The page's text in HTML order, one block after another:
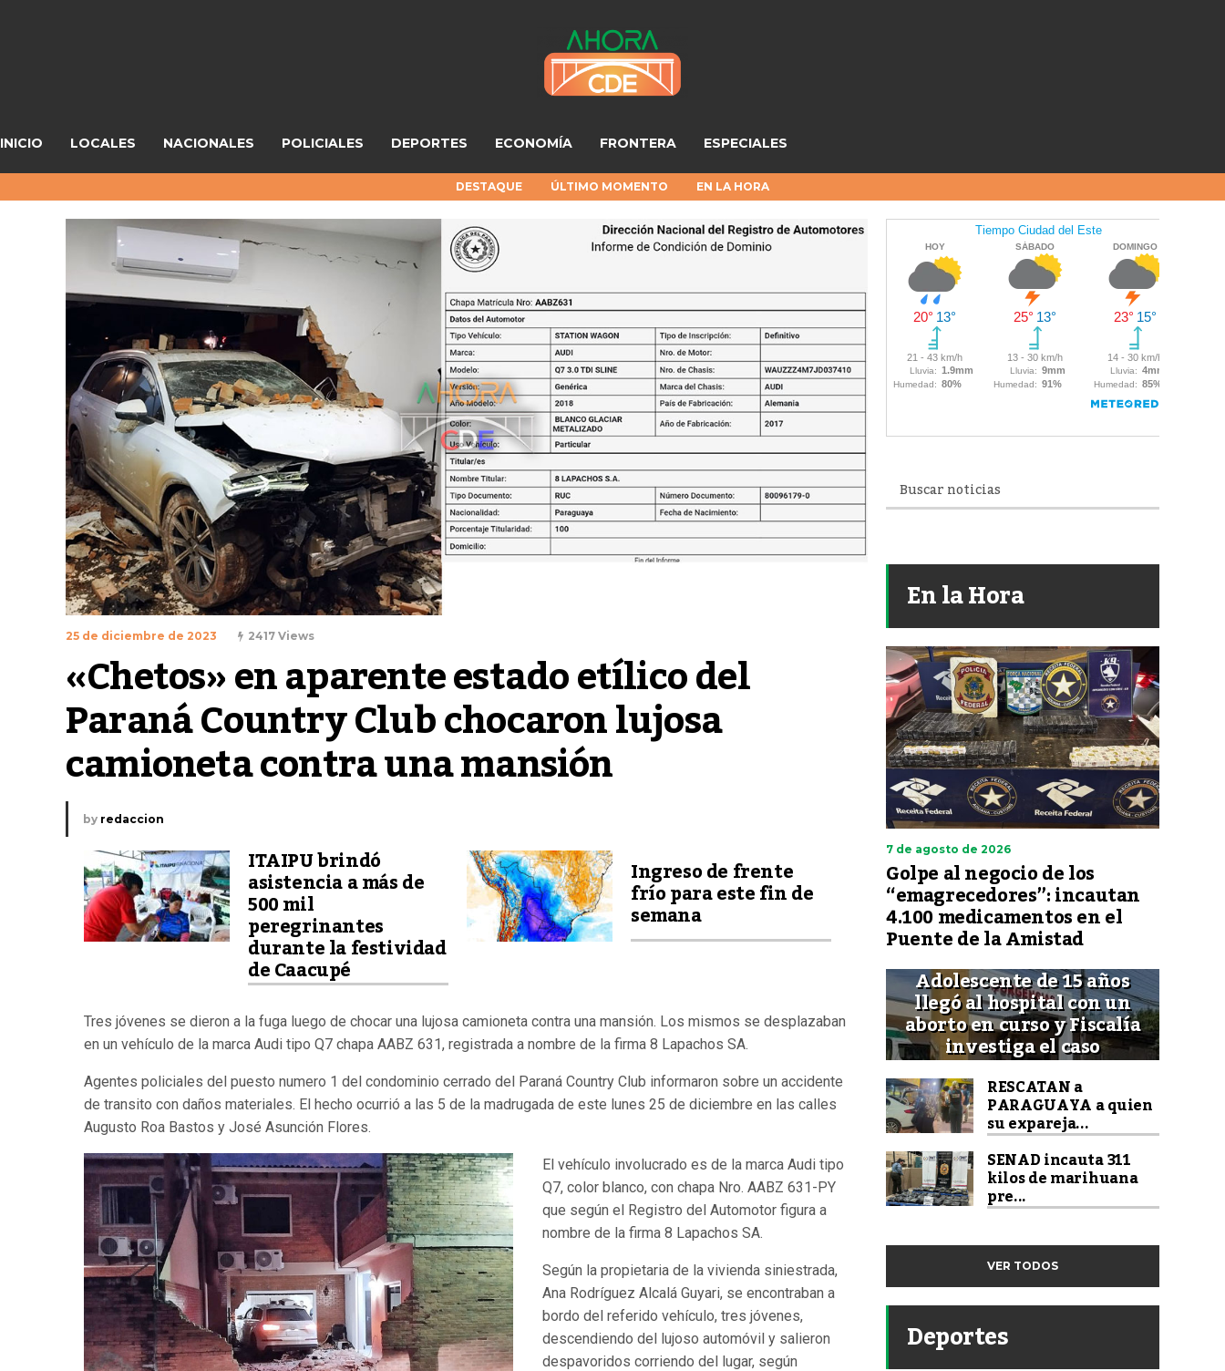
INICIO LOCALES NACIONALES POLICIALES DEPORTES ECONOMÍA FRONTERA ESPECIALES
DESTAQUE ÚLTIMO MOMENTO EN LA HORA
25 de diciembre de 2023 2417 Views
«Chetos» en aparente estado etílico del
Paraná Country Club chocaron lujosa
camioneta contra una mansión
by redaccion
ITAIPU brindó
asistencia a más de
500 mil
peregrinantes
durante la festividad
de Caacupé
Ingreso de frente
frío para este fin de
semana
Tres jóvenes se dieron a la fuga luego de chocar una lujosa camioneta contra una mansión. Los mismos se desplazaban
en un vehículo de la marca Audi tipo Q7 chapa AABZ 631, registrada a nombre de la firma 8 Lapachos SA.
Agentes policiales del puesto numero 1 del condominio cerrado del Paraná Country Club informaron sobre un accidente
de transito con daños materiales. El hecho ocurrió a las 5 de la madrugada de este lunes 25 de diciembre en las calles
Augusto Roa Bastos y José Asunción Flores.
El vehículo involucrado es de la marca Audi tipo
Q7, color blanco, con chapa Nro. AABZ 631-PY
que según el Registro del Automotor figura a
nombre de la firma 8 Lapachos SA.
Según la propietaria de la vivienda siniestrada,
Ana Rodríguez Alcalá Guyari, se encontraban a
bordo del referido vehículo, tres jóvenes,
descendiendo del lujoso automóvil y salieron
despavoridos corriendo del lugar, según
En la Hora
7 de agosto de 2026
Golpe al negocio de los
“emagrecedores”: incautan
4.100 medicamentos en el
Puente de la Amistad
Adolescente de 15 años
llegó al hospital con un
aborto en curso y Fiscalía
investiga el caso
RESCATAN a
PARAGUAYA a quien
su expareja...
SENAD incauta 311
kilos de marihuana
pre...
VER TODOS
Deportes